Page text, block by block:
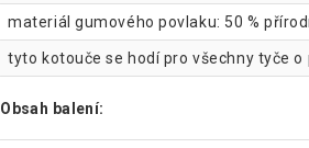
materiál gumového povlaku: 50 %
tyto kotouče se hodí pro všechny tyče
Obsah balení: